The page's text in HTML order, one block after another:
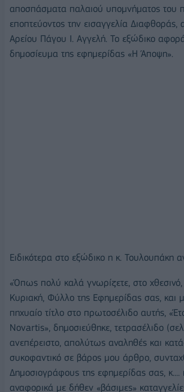
αποσπάσματα παλαιού υπομνήματος του
εποπτεύοντος την εισαγγελία Διαφθοράς,
Αρείου Πάγου Ι. Αγγελή. Το εξώδικο
δημοσίευμα της εφημερίδας «Η Άποψη».
Ειδικότερα στο εξώδικο η κ. Τουλουπάκη
«Όπως πολύ καλά γνωρίζετε, στο
Κυριακή, Φύλλο της Εφημερίδας σας, και
πηχυαίο τίτλο στο πρωτοσέλιδο αυτής,
Novartis», δημοσιεύθηκε, τετρασέλιδο
ανεπέρειστο, απολύτως αναληθές και
συκοφαντικό σε βάρος μου άρθρο,
Δημοσιογράφους της εφημερίδας σας, κ....
αναφορικά με δήθεν «βάσιμες»